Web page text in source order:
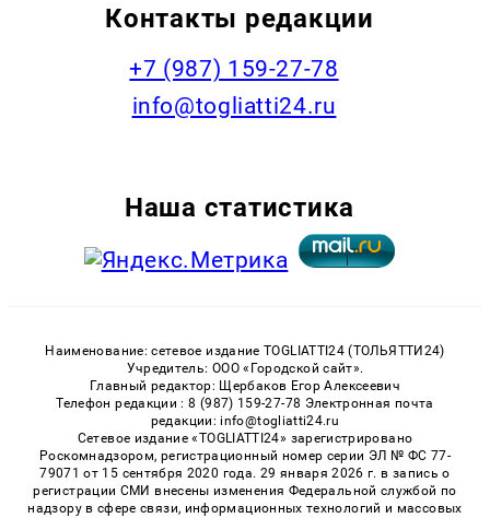
Контакты редакции
+7 (987) 159-27-78
info@togliatti24.ru
Наша статистика
Наименование: сетевое издание TOGLIATTI24 (ТОЛЬЯТТИ24)
Учредитель: ООО «Городской сайт».
Главный редактор: Щербаков Егор Алексеевич
Телефон редакции : 8 (987) 159-27-78 Электронная почта
редакции: info@togliatti24.ru
Сетевое издание «TOGLIATTI24» зарегистрировано
Роскомнадзором, регистрационный номер серии ЭЛ № ФС 77-
79071 от 15 сентября 2020 года. 29 января 2026 г. в запись о
регистрации СМИ внесены изменения Федеральной службой по
надзору в сфере связи, информационных технологий и массовых